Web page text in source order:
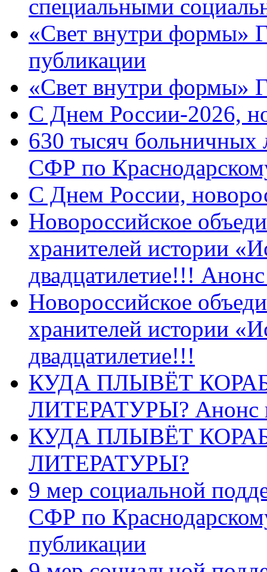
специальными
«Свет внутри формы»
публикации
«Свет внутри формы»
C Днем России-2026,
630 тысяч больничных
СФР по
C Днем России,
Новороссийское
хранителей истории
двадцатилетие!!!
Новороссийское
хранителей истории
двадцатилетие!!!
КУДА ПЛЫВЁТ
ЛИТЕРАТУРЫ? Анонс
КУДА ПЛЫВЁТ
ЛИТЕРАТУРЫ?
9 мер социальной
СФР по
публикации